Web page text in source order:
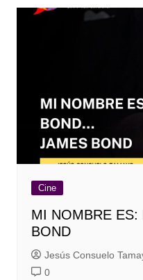
Cine
MI NOMBRE
BOND
Jesús Consuelo
0